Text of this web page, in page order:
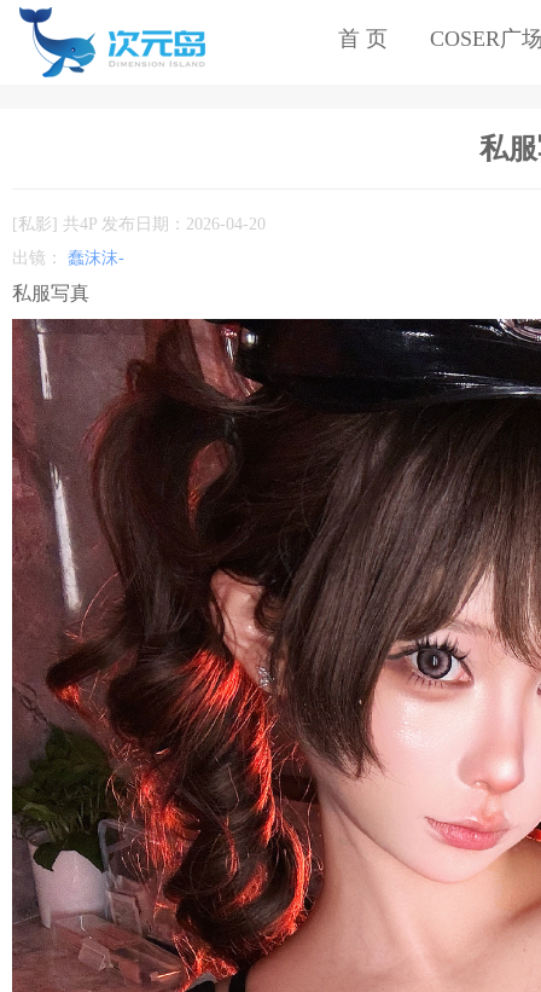
首 页 COSER广
私
[私影] 共4P 发布日期：2026-04-20
出镜： 蠢沫沫-
私服写真